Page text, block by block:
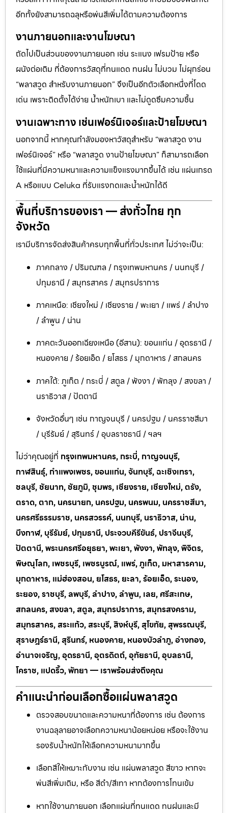
อีกทั้งยังสามารถฉลุหรือพ่นสีเพิ่มได้ตามความต้องการ
งานภายนอกและงานโฆษณา
ถัดไปเป็นส่วนของงานภายนอก เช่น ระแนง เฟรมป้าย หรือ
ผนังต่อเติม ที่ต้องการวัสดุที่ทนแดด ทนฝน ไม่บวม ไม่ผุกร่อน
“พลาสวูด สำหรับงานภายนอก” จึงเป็นอีกตัวเลือกหนึ่งที่โดด
เด่น เพราะติดตั้งได้ง่าย น้ำหนักเบา และไม่ดูดซึมความชื้น
งานเฉพาะทาง เช่นเฟอร์นิเจอร์และป้ายโฆษณา
นอกจากนี้ หากคุณกำลังมองหาวัสดุสำหรับ “พลาสวูด งาน
เฟอร์นิเจอร์” หรือ “พลาสวูด งานป้ายโฆษณา” ก็สามารถเลือก
ใช้แผ่นที่มีความหนาและความแข็งแรงมากขึ้นได้ เช่น แผ่นเกรด
A หรือแบบ Celuka ที่รับแรงกดและน้ำหนักได้ดี
พื้นที่บริการของเรา — ส่งทั่วไทย ทุก
จังหวัด
เรามีบริการจัดส่งสินค้าครบทุกพื้นที่ทั่วประเทศ ไม่ว่าจะเป็น:
ภาคกลาง / ปริมณฑล / กรุงเทพมหานคร / นนทบุรี /
ปทุมธานี / สมุทรสาคร / สมุทรปราการ
ภาคเหนือ: เชียงใหม่ / เชียงราย / พะเยา / แพร่ / ลำปาง
/ ลำพูน / น่าน
ภาคตะวันออกเฉียงเหนือ (อีสาน): ขอนแก่น / อุดรธานี /
หนองคาย / ร้อยเอ็ด / ยโสธร / มุกดาหาร / สกลนคร
ภาคใต้: ภูเก็ต / กระบี่ / สตูล / พังงา / พัทลุง / สงขลา /
นราธิวาส / ปัตตานี
จังหวัดอื่นๆ เช่น กาญจนบุรี / นครปฐม / นครราชสีมา
/ บุรีรัมย์ / สุรินทร์ / อุบลราชธานี / ฯลฯ
ไม่ว่าคุณอยู่ที่ กรุงเทพมหานคร, กระบี่, กาญจนบุรี,
กาฬสินธุ์, กำแพงเพชร, ขอนแก่น, จันทบุรี, ฉะเชิงเทรา,
ชลบุรี, ชัยนาท, ชัยภูมิ, ชุมพร, เชียงราย, เชียงใหม่, ตรัง,
ตราด, ตาก, นครนายก, นครปฐม, นครพนม, นครราชสีมา,
นครศรีธรรมราช, นครสวรรค์, นนทบุรี, นราธิวาส, น่าน,
บึงกาฬ, บุรีรัมย์, ปทุมธานี, ประจวบคีรีขันธ์, ปราจีนบุรี,
ปัตตานี, พระนครศรีอยุธยา, พะเยา, พังงา, พัทลุง, พิจิตร,
พิษณุโลก, เพชรบุรี, เพชรบูรณ์, แพร่, ภูเก็ต, มหาสารคาม,
มุกดาหาร, แม่ฮ่องสอน, ยโสธร, ยะลา, ร้อยเอ็ด, ระนอง,
ระยอง, ราชบุรี, ลพบุรี, ลำปาง, ลำพูน, เลย, ศรีสะเกษ,
สกลนคร, สงขลา, สตูล, สมุทรปราการ, สมุทรสงคราม,
สมุทรสาคร, สระแก้ว, สระบุรี, สิงห์บุรี, สุโขทัย, สุพรรณบุรี,
สุราษฎร์ธานี, สุรินทร์, หนองคาย, หนองบัวลำภู, อ่างทอง,
อำนาจเจริญ, อุดรธานี, อุตรดิตถ์, อุทัยธานี, อุบลธานี,
โคราช, แปดริ้ว, พัทยา — เราพร้อมส่งถึงคุณ
คำแนะนำก่อนเลือกซื้อแผ่นพลาสวูด
ตรวจสอบขนาดและความหนาที่ต้องการ เช่น ต้องการ
งานฉลุลายอาจเลือกความหนาน้อยหน่อย หรือจะใช้งาน
รองรับน้ำหนักให้เลือกความหนามากขึ้น
เลือกสีให้เหมาะกับงาน เช่น แผ่นพลาสวูด สีขาว หากจะ
พ่นสีเพิ่มเติม, หรือ สีดำ/สีเทา หากต้องการโทนเข้ม
หากใช้งานภายนอก เลือกแผ่นที่ทนแดด ทนฝนและมี